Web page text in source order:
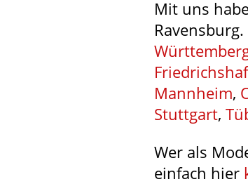
Mit uns
Mannheim,
Stuttgart,
Wer als
einfach hier